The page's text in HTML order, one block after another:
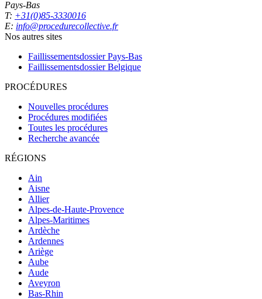
Pays-Bas
T: +31(0)85-3330016
E: info@procedurecollective.fr
Nos autres sites
Faillissementsdossier Pays-Bas
Faillissementsdossier Belgique
PROCÉDURES
Nouvelles procédures
Procédures modifiées
Toutes les procédures
Recherche avancée
RÉGIONS
Ain
Aisne
Allier
Alpes-de-Haute-Provence
Alpes-Maritimes
Ardèche
Ardennes
Ariège
Aube
Aude
Aveyron
Bas-Rhin